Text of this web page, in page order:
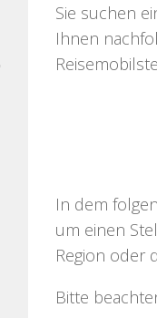
Sie suchen
Ihnen
In dem
um einen
Region oder
Bitte